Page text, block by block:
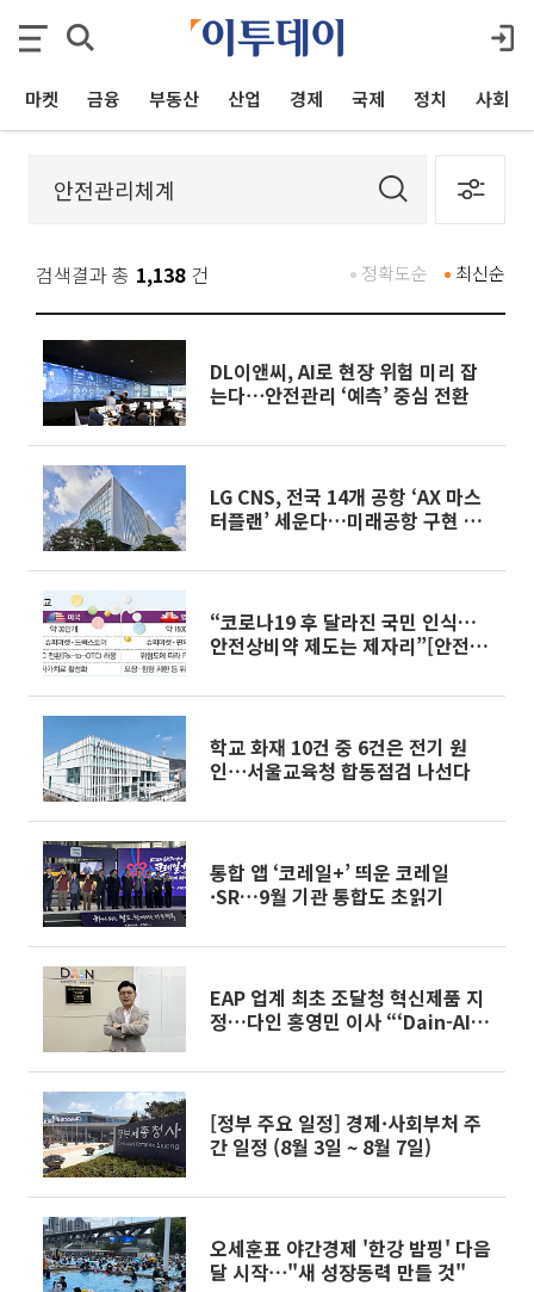
마켓 금융 부동산 산업 경제 국제 정치 사회
검색결과 총 1,138 건 최신순
정확도순
DL이앤씨, AI로 현장 위험 미리 잡
는다⋯안전관리 ‘예측’ 중심 전환
LG CNS, 전국 14개 공항 ‘AX 마스
터플랜’ 세운다…미래공항 구현 목
“코로나19 후 달라진 국민 인식…
안전상비약 제도는 제자리”[안전상
학교 화재 10건 중 6건은 전기 원
인⋯서울교육청 합동점검 나선다
통합 앱 ‘코레일+’ 띄운 코레일
·SR…9월 기관 통합도 초읽기
EAP 업계 최초 조달청 혁신제품 지
정…다인 홍영민 이사 “‘Dain-AI
될 것”
[정부 주요 일정] 경제·사회부처 주
간 일정 (8월 3일 ~ 8월 7일)
오세훈표 야간경제 '한강 밤핑' 다음
달 시작⋯"새 성장동력 만들 것"